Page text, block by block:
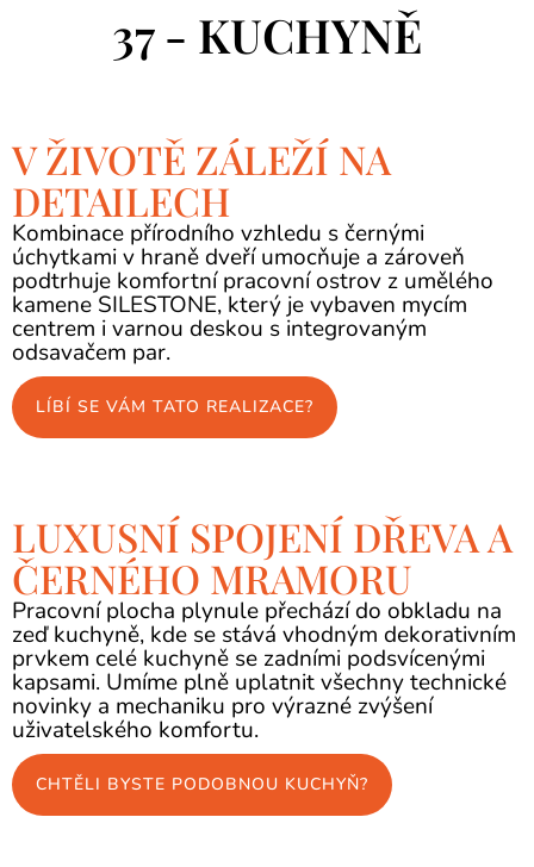
37 - KUCHYNĚ
V ŽIVOTĚ ZÁLEŽÍ NA
DETAILECH
Kombinace přírodního vzhledu s černými
úchytkami v hraně dveří umocňuje a zároveň
podtrhuje komfortní pracovní ostrov z umělého
kamene SILESTONE, který je vybaven mycím
centrem i varnou deskou s integrovaným
odsavačem par.
LÍBÍ SE VÁM TATO REALIZACE?
LUXUSNÍ SPOJENÍ DŘEVA A
ČERNÉHO MRAMORU
Pracovní plocha plynule přechází do obkladu na
zeď kuchyně, kde se stává vhodným dekorativním
prvkem celé kuchyně se zadními podsvícenými
kapsami. Umíme plně uplatnit všechny technické
novinky a mechaniku pro výrazné zvýšení
uživatelského komfortu.
CHTĚLI BYSTE PODOBNOU KUCHYŇ?